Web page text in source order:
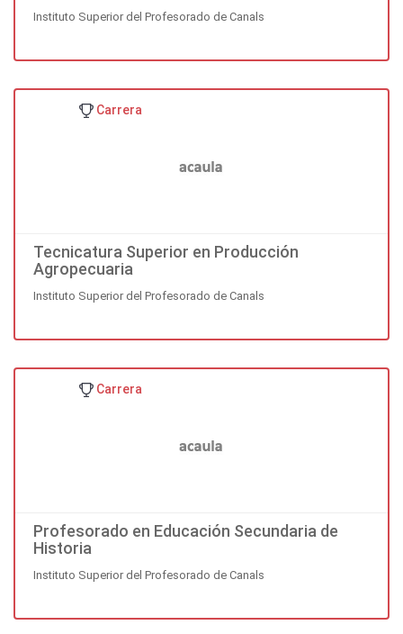
Instituto Superior del Profesorado de Canals
Tecnicatura Superior en Producción
Agropecuaria
Instituto Superior del Profesorado de Canals
Carrera
Profesorado en Educación Secundaria de
Historia
Instituto Superior del Profesorado de Canals
Carrera